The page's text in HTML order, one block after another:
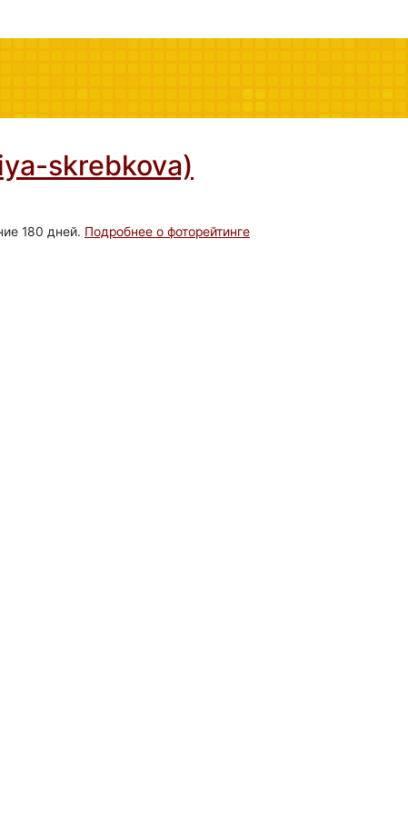
skrebkova)
180 дней. Подробнее о фоторейтинге